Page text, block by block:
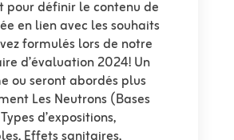
pour définir le contenu de
en lien avec les souhaits
formulés lors de notre
d’évaluation 2024! Un
ou seront abordés plus
Les Neutrons (Bases
d’expositions,